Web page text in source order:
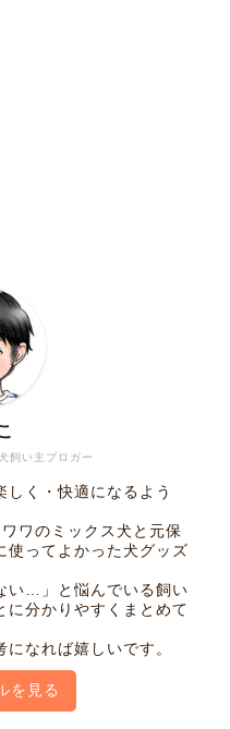
飼い主ブロガー
く・快適になるよう
ワのミックス犬と元保
使ってよかった犬グッズ
い…」と悩んでいる飼い
に分かりやすくまとめて
なれば嬉しいです。
を見る